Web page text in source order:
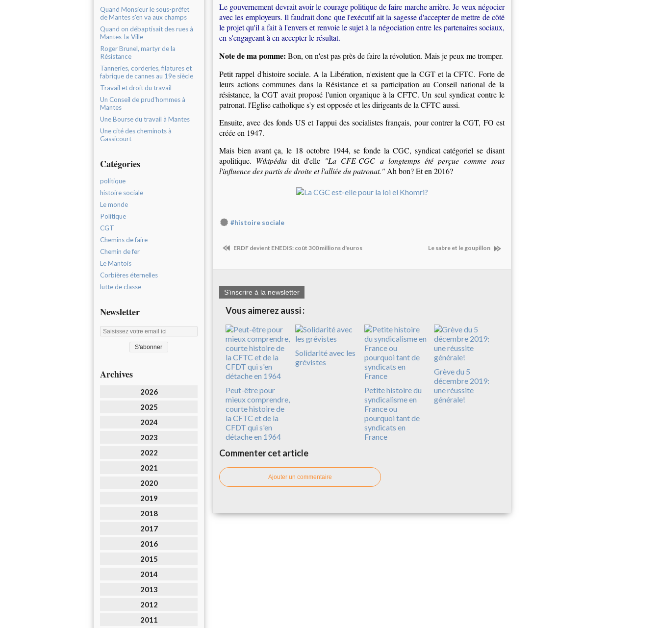
Quand Monsieur le sous-préfet
de Mantes s'en va aux champs
Quand on débaptisait des rues à
Mantes-la-Ville
Roger Brunel, martyr de la
Résistance
Tanneries, corderies, filatures et
fabrique de cannes au 19e siècle
Travail et droit du travail
Un Conseil de prud'hommes à
Mantes
Une Bourse du travail à Mantes
Une cité des cheminots à
Gassicourt
Catégories
politique
histoire sociale
Le monde
Politique
CGT
Chemins de faire
Chemin de fer
Le Mantois
Corbières éternelles
lutte de classe
Newsletter
Archives
2026
2025
2024
2023
2022
2021
2020
2019
2018
2017
2016
2015
2014
2013
2012
2011
Le gouvernement devrait avoir le courage politique de faire marche arrière. Je veux négocier
avec les employeurs. Il faudrait donc que l'exécutif ait la sagesse d'accepter de mettre de côté
le projet qu'il a fait à l'envers et renvoie le sujet à la négociation entre les partenaires sociaux,
en s'engageant à en accepter le résultat.
Note de ma pomme: Bon, on n'est pas près de faire la révolution. Mais je peux me tromper.
Petit rappel d'histoire sociale. A la Libération, n'existent que la CGT et la CFTC. Forte de
leurs actions communes dans la Résistance et sa participation au Conseil national de la
résistance, la CGT avait proposé l'union organique à la CFTC. Un seul syndicat contre le
patronat. l'Eglise catholique s'y est opposée et les dirigeants de la CFTC aussi.
Ensuite, avec des fonds US et l'appui des socialistes français, pour contrer la CGT, FO est
créée en 1947.
Mais bien avant ça, le 18 octobre 1944, se fonde la CGC, syndicat catégoriel se disant
apolitique. Wikipédia dit d'elle "La CFE-CGC a longtemps été perçue comme sous
l'influence des partis de droite et l'alliée du patronat."Ah bon? Et en 2016?
#histoire sociale
ERDF devient ENEDIS: coût 300 millions d'euros Le sabre et le goupillon
S'inscrire à la newsletter
Vous aimerez aussi :
Peut-être pour
mieux comprendre,
courte histoire de
la CFTC et de la
CFDT qui s'en
détache en 1964
Solidarité avec les
grévistes
Petite histoire du
syndicalisme en
France ou
pourquoi tant de
syndicats en
France
Grève du 5
décembre 2019:
une réussite
générale!
Commenter cet article
Ajouter un commentaire